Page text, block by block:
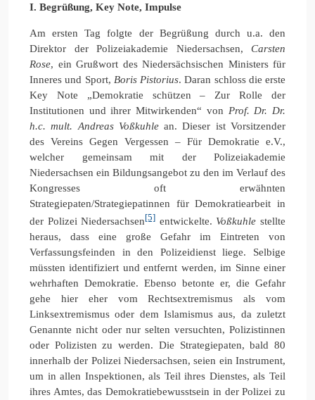
I. Begrüßung, Key Note, Impulse
Am ersten Tag folgte der Begrüßung durch u.a. den
Direktor der Polizeiakademie Niedersachsen, Carsten
Rose, ein Grußwort des Niedersächsischen Ministers für
Inneres und Sport, Boris Pistorius. Daran schloss die erste
Key Note „Demokratie schützen – Zur Rolle der
Institutionen und ihrer Mitwirkenden“ von Prof. Dr. Dr.
h.c. mult. Andreas Voßkuhlean. Dieser ist Vorsitzender
des Vereins Gegen Vergessen – Für Demokratie e.V.,
welcher gemeinsam mit der Polizeiakademie
Niedersachsen ein Bildungsangebot zu den im Verlauf des
Kongresses oft erwähnten
Strategiepaten/Strategiepatinnen für Demokratiearbeit in
der Polizei Niedersachsen[5] entwickelte. Voßkuhle stellte
heraus, dass eine große Gefahr im Eintreten von
Verfassungsfeinden in den Polizeidienst liege. Selbige
müssten identifiziert und entfernt werden, im Sinne einer
wehrhaften Demokratie. Ebenso betonte er, die Gefahr
gehe hier eher vom Rechtsextremismus als vom
Linksextremismus oder dem Islamismus aus, da zuletzt
Genannte nicht oder nur selten versuchten, Polizistinnen
oder Polizisten zu werden. Die Strategiepaten, bald 80
innerhalb der Polizei Niedersachsen, seien ein Instrument,
um in allen Inspektionen, als Teil ihres Dienstes, als Teil
ihres Amtes, das Demokratiebewusstsein in der Polizei zu